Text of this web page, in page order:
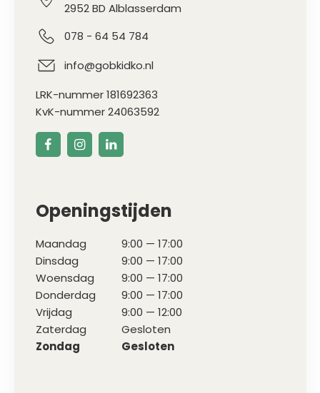
2952 BD Alblasserdam
078 - 64 54 784
info@gobkidko.nl
LRK-nummer 181692363
KvK-nummer 24063592
Openingstijden
Maandag
9:00 — 17:00
Dinsdag
9:00 — 17:00
Woensdag
9:00 — 17:00
Donderdag
9:00 — 17:00
Vrijdag
9:00 — 12:00
Zaterdag
Gesloten
Zondag
Gesloten